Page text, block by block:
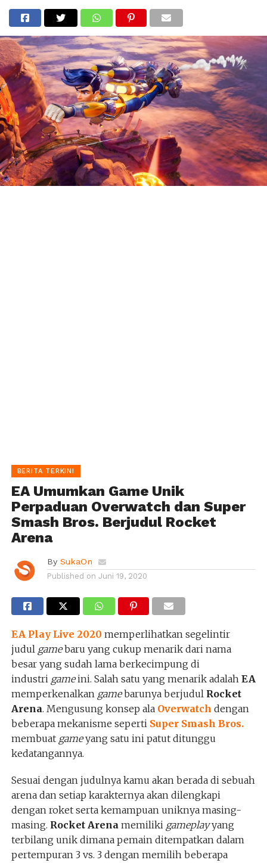
BERITA TERKINI
EA Umumkan Game Unik
Perpaduan Overwatch dan Super
Smash Bros. Berjudul Rocket
Arena
By SukaOn
Published on Juni 19, 2020
EA Play Live 2020 memperlihatkan segelintir
judul gamebaru yang cukup menarik dari nama
besar yang sudah lama berkecimpung di
industri gameini. Salah satu yang menarik adalah EA
memperkenalkan gamebarunya berjudul Rocket
Arena. Mengusung konsep ala Overwatch dengan
beberapa mekanisme seperti Super Smash Bros.
membuat gameyang satu ini patut ditunggu
kedatangannya.
Sesuai dengan judulnya kamu akan berada di sebuah
arena dan setiap karakternya akan dilengkapi
dengan roket serta kemampuan uniknya masing-
masing. Rocket Arenamemiliki gameplayyang
terbilang unik dimana pemain ditempatkan dalam
pertempuran 3 vs. 3 dengan memilih beberapa